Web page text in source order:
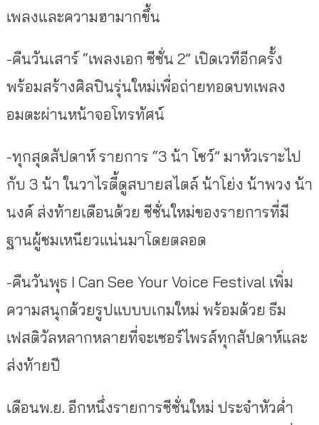
เพลงและความฮามากขึ้น
-คืนวันเสาร์ “เพลงเอก ซีซั่น 2” เปิดเวทีอีกครั้ง
พร้อมสร้างศิลปินรุ่นใหม่เพื่อถ่ายทอดบทเพลง
อมตะผ่านหน้าจอโทรทัศน์
-ทุกสุดสัปดาห์ รายการ “3 น้า โชว์” มาหัวเราะไป
กับ 3 น้า ในวาไรตี้ดูสบายสไตล์ น้าโย่ง น้าพวง น้า
นงค์ ส่งท้ายเดือนด้วย ซีซั่นใหม่ของรายการที่มี
ฐานผู้ชมเหนียวแน่นมาโดยตลอด
-คืนวันพุธ I Can See Your Voice Festival เพิ่ม
ความสนุกด้วยรูปแบบบเกมใหม่ พร้อมด้วย ธีม
เฟสติวัลหลากหลายที่จะเซอร์ไพรส์ทุกสัปดาห์และ
ส่งท้ายปี
เดือนพ.ย. อีกหนึ่งรายการซีซั่นใหม่ ประจำหัวค่ำ